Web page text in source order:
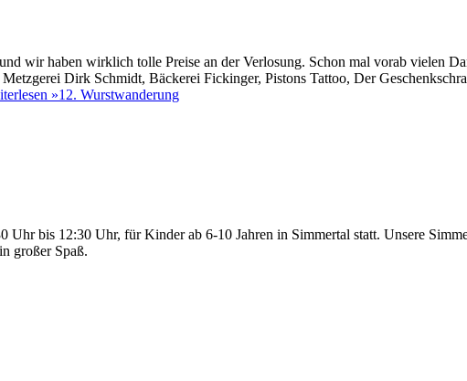
wir haben wirklich tolle Preise an der Verlosung. Schon mal vorab vielen
Dirk Schmidt, Bäckerei Fickinger, Pistons Tattoo, Der
»12. Wurstwanderung
bis 12:30 Uhr, für Kinder ab 6-10 Jahren in Simmertal statt. Unsere
großer Spaß.